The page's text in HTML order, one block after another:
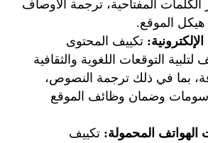
الكلمات المفتاحية، ترجمة الأوصاف
هيكل الموقع.
: تكييف المحتوى
التوقعات اللغوية والثقافية
بما في ذلك ترجمة النصوص،
وضمان وظائف الموقع
الهواتف المحمولة: تكييف